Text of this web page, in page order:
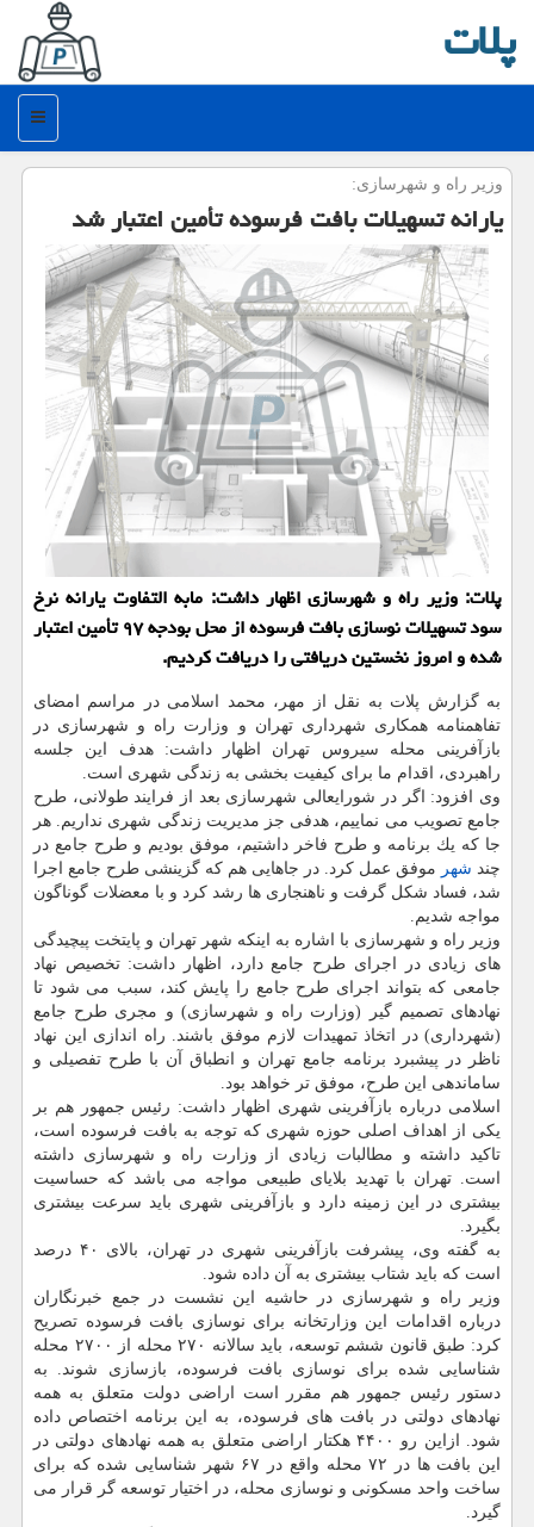
پلات
منو
وزیر راه و شهرسازی:
یارانه تسهیلات بافت فرسوده تأمین اعتبار شد
پلات: وزیر راه و شهرسازی اظهار داشت: مابه التفاوت یارانه نرخ
سود تسهیلات نوسازی بافت فرسوده از محل بودجه ۹۷ تأمین اعتبار
شده و امروز نخستین دریافتی را دریافت كردیم.
به گزارش پلات به نقل از مهر، محمد اسلامی در مراسم امضای
تفاهمنامه همكاری شهرداری تهران و وزارت راه و شهرسازی در
بازآفرینی محله سیروس تهران اظهار داشت: هدف این جلسه
راهبردی، اقدام ما برای كیفیت بخشی به زندگی شهری است.
وی افزود: اگر در شورایعالی شهرسازی بعد از فرایند طولانی، طرح
جامع تصویب می نماییم، هدفی جز مدیریت زندگی شهری نداریم. هر
جا كه یك برنامه و طرح فاخر داشتیم، موفق بودیم و طرح جامع در
چند شهر موفق عمل كرد. در جاهایی هم كه گزینشی طرح جامع اجرا
شد، فساد شكل گرفت و ناهنجاری ها رشد كرد و با معضلات گوناگون
مواجه شدیم.
وزیر راه و شهرسازی با اشاره به اینكه شهر تهران و پایتخت پیچیدگی
های زیادی در اجرای طرح جامع دارد، اظهار داشت: تخصیص نهاد
جامعی كه بتواند اجرای طرح جامع را پایش كند، سبب می شود تا
نهادهای تصمیم گیر (وزارت راه و شهرسازی) و مجری طرح جامع
(شهرداری) در اتخاذ تمهیدات لازم موفق باشند. راه اندازی این نهاد
ناظر در پیشبرد برنامه جامع تهران و انطباق آن با طرح تفصیلی و
ساماندهی این طرح، موفق تر خواهد بود.
اسلامی درباره بازآفرینی شهری اظهار داشت: رئیس جمهور هم بر
یكی از اهداف اصلی حوزه شهری كه توجه به بافت فرسوده است،
تاكید داشته و مطالبات زیادی از وزارت راه و شهرسازی داشته
است. تهران با تهدید بلایای طبیعی مواجه می باشد كه حساسیت
بیشتری در این زمینه دارد و بازآفرینی شهری باید سرعت بیشتری
بگیرد.
به گفته وی، پیشرفت بازآفرینی شهری در تهران، بالای ۴۰ درصد
است كه باید شتاب بیشتری به آن داده شود.
وزیر راه و شهرسازی در حاشیه این نشست در جمع خبرنگاران
درباره اقدامات این وزارتخانه برای نوسازی بافت فرسوده تصریح
كرد: طبق قانون ششم توسعه، باید سالانه ۲۷۰ محله از ۲۷۰۰ محله
شناسایی شده برای نوسازی بافت فرسوده، بازسازی شوند. به
دستور رئیس جمهور هم مقرر است اراضی دولت متعلق به همه
نهادهای دولتی در بافت های فرسوده، به این برنامه اختصاص داده
شود. ازاین رو ۴۴۰۰ هكتار اراضی متعلق به همه نهادهای دولتی در
این بافت ها در ۷۲ محله واقع در ۶۷ شهر شناسایی شده كه برای
ساخت واحد مسكونی و نوسازی محله، در اختیار توسعه گر قرار می
گیرد.